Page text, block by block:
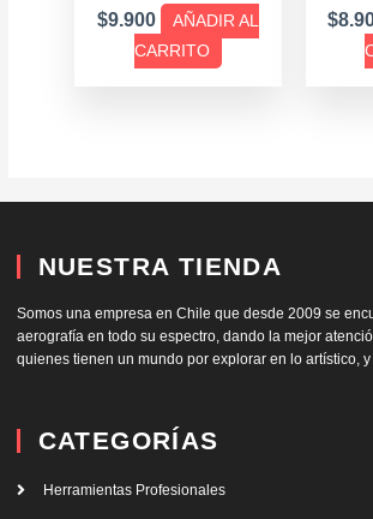
$9.900
AÑADIR AL
CARRITO
$
NUESTRA TIENDA
Somos una empresa en Chile que desde 2009 se
aerografía en todo su espectro, dando la mejor
quienes tienen un mundo por explorar en lo artístico, y
CATEGORÍAS
Herramientas Profesionales